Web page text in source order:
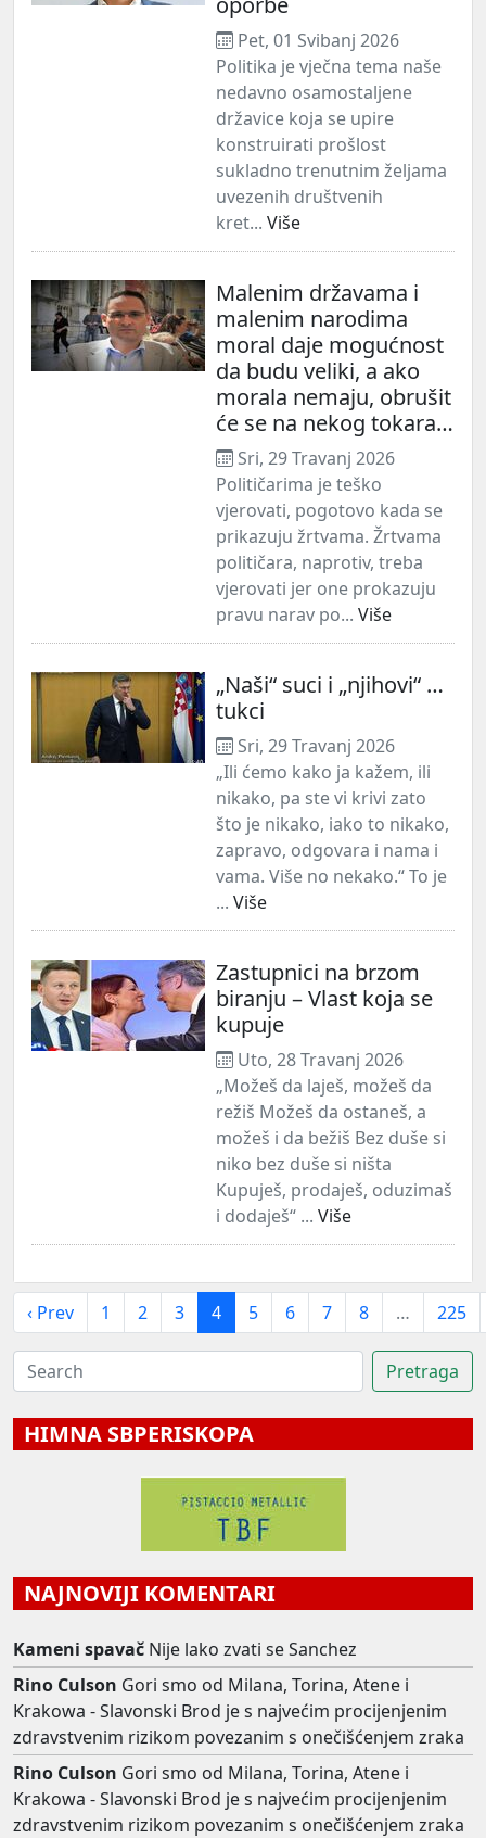
Pet, 01 Svibanj 2026
Politika je vječna tema naše
nedavno osamostaljene
državice koja se upire
konstruirati prošlost
sukladno trenutnim željama
uvezenih društvenih
kret... Više
Malenim državama i
malenim narodima
moral daje mogućnost
da budu veliki, a ako
morala nemaju, obrušit
će se na nekog tokara…
Sri, 29 Travanj 2026
Političarima je teško
vjerovati, pogotovo kada se
prikazuju žrtvama. Žrtvama
političara, naprotiv, treba
vjerovati jer one prokazuju
pravu narav po... Više
„Naši“ suci i „njihovi“ …
tukci
Sri, 29 Travanj 2026
„Ili ćemo kako ja kažem, ili
nikako, pa ste vi krivi zato
što je nikako, iako to nikako,
zapravo, odgovara i nama i
vama. Više no nekako.“ To je
... Više
Zastupnici na brzom
biranju – Vlast koja se
kupuje
Uto, 28 Travanj 2026
„Možeš da laješ, možeš da
režiš Možeš da ostaneš, a
možeš i da bežiš Bez duše si
niko bez duše si ništa
Kupuješ, prodaješ, oduzimaš
i dodaješ“ ... Više
‹ Prev 1 2 3 4 5 6 7 8 … 225
HIMNA SBPERISKOPA
NAJNOVIJI KOMENTARI
Kameni spavač Nije lako zvati se Sanchez
Rino Culson Gori smo od Milana, Torina, Atene i
Krakowa - Slavonski Brod je s najvećim procijenjenim
zdravstvenim rizikom povezanim s onečišćenjem zraka
Rino Culson Gori smo od Milana, Torina, Atene i
Krakowa - Slavonski Brod je s najvećim procijenjenim
zdravstvenim rizikom povezanim s onečišćenjem zraka